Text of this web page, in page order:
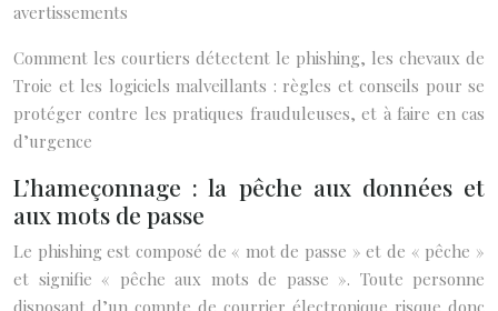
avertissements
Comment les courtiers détectent le phishing, les chevaux de
Troie et les logiciels malveillants : règles et conseils pour se
protéger contre les pratiques frauduleuses, et à faire en cas
d’urgence
L’hameçonnage : la pêche aux données et
aux mots de passe
Le phishing est composé de « mot de passe » et de « pêche »
et signifie « pêche aux mots de passe ». Toute personne
disposant d’un compte de courrier électronique risque donc